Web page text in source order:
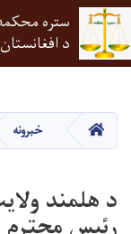
ستره
د
HOME خبرونه
د هلمند